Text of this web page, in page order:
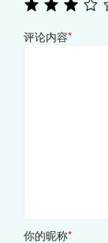
评论内容*
你的昵称*